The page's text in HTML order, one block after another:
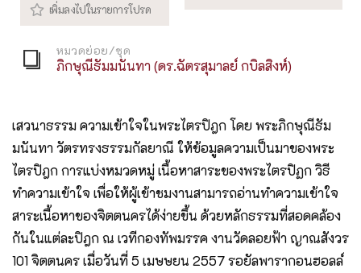
หมวดย่อย/ชุด
ภิกษุณีธัมมนันทา (ดร.ฉัตรสุมาลย์ กบิลสิงห์)
เสวนาธรรม ความเข้าใจในพระไตรปิฎก โดย พระภิกษุณีธัม
มนันทา วัตรทรงธรรมกัลยาณี ให้ข้อมูลความเป็นมาของพระ
ไตรปิฎก การแบ่งหมวดหมู่ เนื้อหาสาระของพระไตรปิฏก วิธี
ทำความเข้าใจ เพื่อให้ผู้เข้าชมงานสามารถอ่านทำความเข้าใจ
สาระเนื้อหาของจิตตนครได้ง่ายขึ้น ด้วยหลักธรรมที่สอดคล้อง
กันในแต่ละปิฎก ณ เวทีกองทัพมรรค งานวัดลอยฟ้า ญาณสังวร
101 จิตตนคร เมื่อวันที่ 5 เมษษยน 2557 รอยัลพารากอนฮอลล์